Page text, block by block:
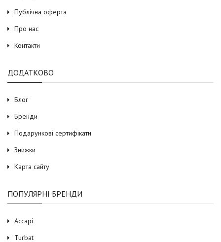
Публічна оферта
Про нас
Контакти
ДОДАТКОВО
Блог
Бренди
Подарункові сертифікати
Знижки
Карта сайту
ПОПУЛЯРНІ БРЕНДИ
Accapi
Turbat